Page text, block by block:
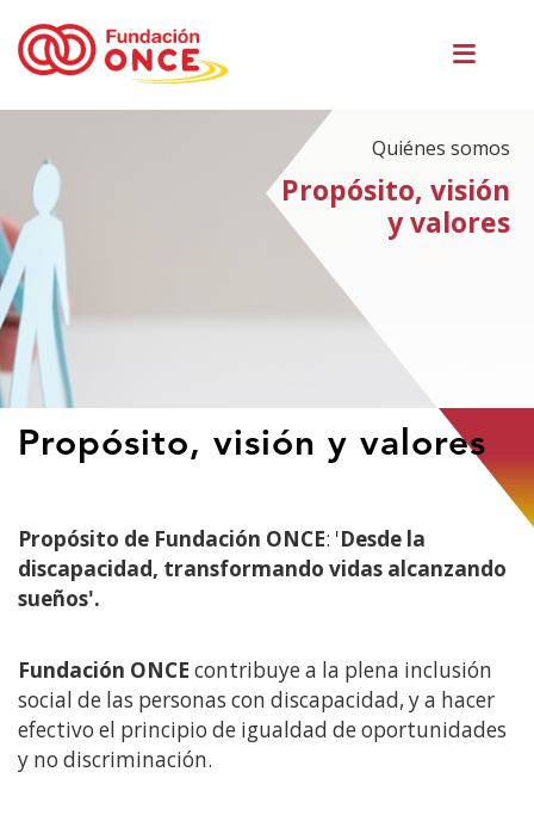
principal
Quiénes somos
Propósito, visión
y valores
Te
encuentras
contenido
principal
Propósito, visión y valores
Propósito de Fundación ONCE: 'Desde la
discapacidad, transformando vidas alcanzando
sueños'.
Fundación ONCE contribuye a la plena inclusión
social de las personas con discapacidad, y a hacer
efectivo el principio de igualdad de oportunidades
y no discriminación.